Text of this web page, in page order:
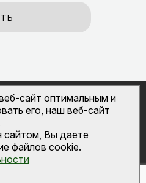
сайт оптимальным и
его, наш веб-сайт
сайтом, Вы даете
файлов cookie.
септики